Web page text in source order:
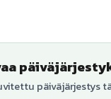
päiväjärjestys